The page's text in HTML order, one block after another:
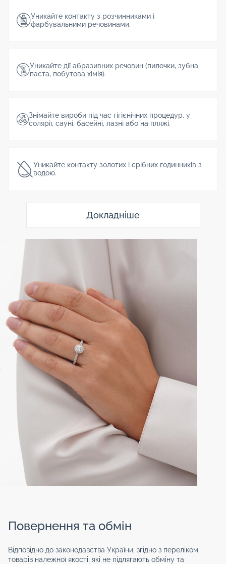
Уникайте контакту з розчинниками і
фарбувальними речовинами.
Уникайте дії абразивних речовин (пилочки, зубна
паста, побутова хімія).
Знімайте вироби під час гігієнічних процедур, у
солярії, сауні, басейні, лазні або на пляжі.
Уникайте контакту золотих і срібних годинників з
водою.
Докладніше
Повернення та обмін
Відповідно до законодавства України, згідно з переліком
товарів належної якості, які не підлягають обміну та